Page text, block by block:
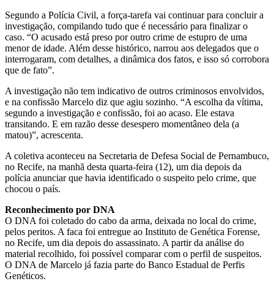
Segundo a Polícia Civil, a força-tarefa vai continuar para concluir a
investigação, compilando tudo que é necessário para finalizar o
caso. “O acusado está preso por outro crime de estupro de uma
menor de idade. Além desse histórico, narrou aos delegados que o
interrogaram, com detalhes, a dinâmica dos fatos, e isso só corrobora
que de fato”.
A investigação não tem indicativo de outros criminosos envolvidos,
e na confissão Marcelo diz que agiu sozinho. “A escolha da vítima,
segundo a investigação e confissão, foi ao acaso. Ele estava
transitando. E em razão desse desespero momentâneo dela (a
matou)”, acrescenta.
A coletiva aconteceu na Secretaria de Defesa Social de Pernambuco,
no Recife, na manhã desta quarta-feira (12), um dia depois da
polícia anunciar que havia identificado o suspeito pelo crime, que
chocou o país.
Reconhecimento por DNA
O DNA foi coletado do cabo da arma, deixada no local do crime,
pelos peritos. A faca foi entregue ao Instituto de Genética Forense,
no Recife, um dia depois do assassinato. A partir da análise do
material recolhido, foi possível comparar com o perfil de suspeitos.
O DNA de Marcelo já fazia parte do Banco Estadual de Perfis
Genéticos.